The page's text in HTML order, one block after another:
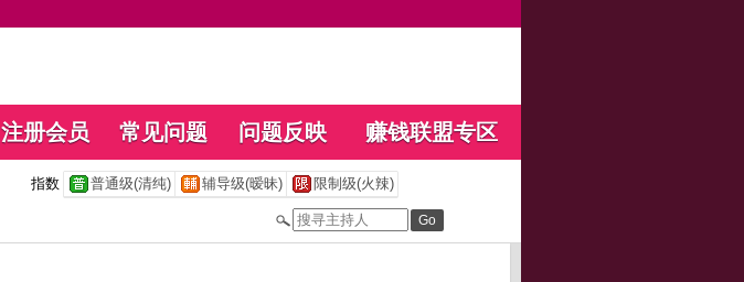
注册会员 常见问题 问题反映 赚钱联盟专区
指数 普通级(清纯) 辅导级(暧昧) 限制级(火辣)